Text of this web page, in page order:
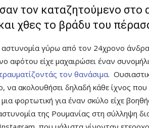
τον καταζητούμενο στο
χθες το βράδυ του
αστυνομία γύρω από τον 24χρονο
αφότου είχε μαχαιρώσει έναν
τον θανάσιμα.
να ακολουθήσει δηλαδή κάθε ίχνος
φορτωτική για έναν σκύλο είχε
της Ρουμανίας στη σύλληψη